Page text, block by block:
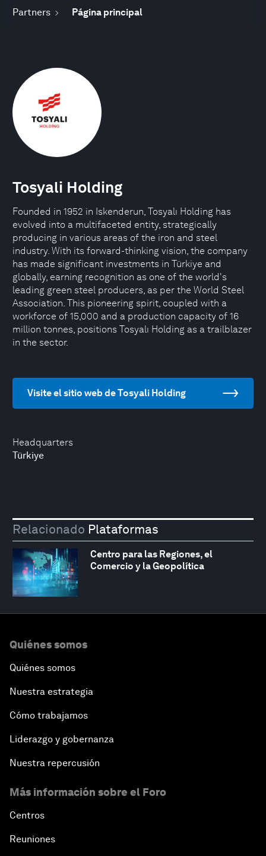
Partners Página principal
Headquarters
Türkiye
Tosyali Holding
Founded in 1952 in Iskenderun, Tosyalı Holding has
evolved into a multifaceted entity, strategically
producing in various areas of the iron and steel
industry. With its forward-thinking vision, the company
has made significant investments in Türkiye and
globally, earning recognition as one of the world's
leading green steel producers, as per the World Steel
Association. This pioneering spirit, coupled with a
workforce of 15,000 and a production capacity of 16
million tonnes, positions Tosyalı Holding as a trailblazer
in the sector.
Visite el sitio web de Tosyali Holding
Relacionado Plataformas
Centro para las Regiones, el
Comercio y la Geopolítica
Quiénes somos
Quiénes somos
Nuestra estrategia
Cómo trabajamos
Liderazgo y gobernanza
Nuestra repercusión
Más información sobre el Foro
Centros
Reuniones